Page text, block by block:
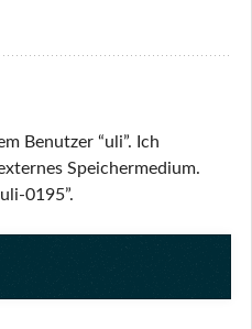
Benutzer “uli”. Ich
Speichermedium.
0195”.